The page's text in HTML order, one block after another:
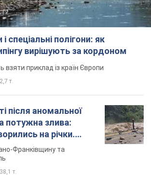
спеціальні полігони: як
вирішують за кордоном
взяти приклад із країн Європи
2,7 т.
після аномальної
потужна злива:
на річки.
Франківщину та
38,1 т.